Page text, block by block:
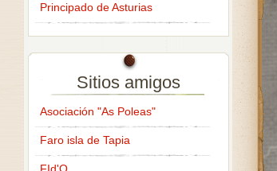
Principado de Asturias
Sitios amigos
Asociación "As Poleas"
Faro isla de Tapia